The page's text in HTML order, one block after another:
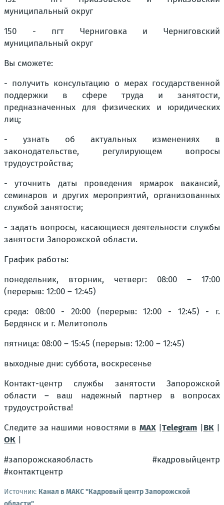
муниципальный округ
150 - пгт Черниговка и Черниговский
муниципальный округ
Вы сможете:
- получить консультацию о мерах государственной
поддержки в сфере труда и занятости,
предназначенных для физических и юридических
лиц;
- узнать об актуальных изменениях в
законодательстве, регулирующем вопросы
трудоустройства;
- уточнить даты проведения ярмарок вакансий,
семинаров и других мероприятий, организованных
службой занятости;
- задать вопросы, касающиеся деятельности службы
занятости Запорожской области.
График работы:
понедельник, вторник, четверг: 08:00 – 17:00
(перерыв: 12:00 – 12:45)
среда: 08:00 - 20:00 (перерыв: 12:00 - 12:45) - г.
Бердянск и г. Мелитополь
пятница: 08:00 – 15:45 (перерыв: 12:00 – 12:45)
выходные дни: суббота, воскресенье
Контакт-центр службы занятости Запорожской
области – ваш надежный партнер в вопросах
трудоустройства!
Следите за нашими новостями в MAX| Тelegram ВК|
ОК
#запорожскаяобласть #кадровыйцентр
#контактцентр
Источник: Канал в МАКС "Кадровый центр Запорожской